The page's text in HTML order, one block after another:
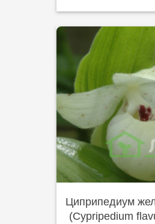
Циприпедиум
(Cypripedium